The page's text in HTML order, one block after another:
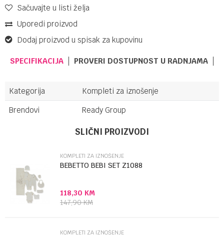
Sačuvajte u listi želja
Uporedi proizvod
Dodaj proizvod u spisak za kupovinu
SPECIFIKACIJA PROVERI DOSTUPNOST U RADNJAMA
Kategorija
Kompleti za iznošenje
Brendovi
Ready Group
Poruka
SLIČNI PROIZVODI
KOMPLETI ZA IZNOŠENJE
BEBETTO BEBI SET Z1088
118,30 KM
147,90KM
KOMPLETI ZA IZNOŠENJE